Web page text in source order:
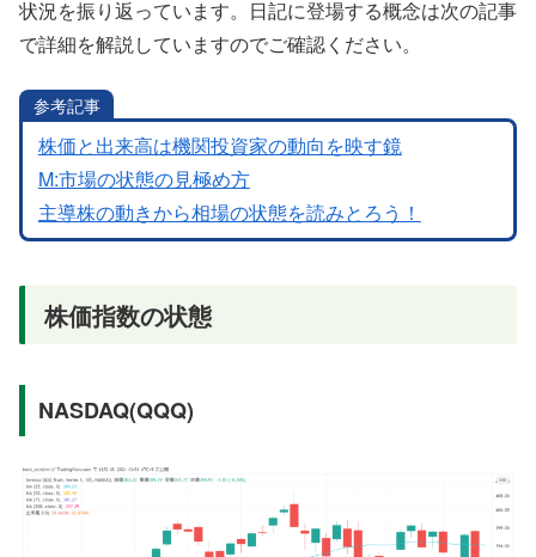
状況を振り返っています。日記に登場する概念は次の記事
で詳細を解説していますのでご確認ください。
参考記事
株価と出来高は機関投資家の動向を映す鏡
M:市場の状態の見極め方
主導株の動きから相場の状態を読みとろう！
株価指数の状態
NASDAQ(QQQ)